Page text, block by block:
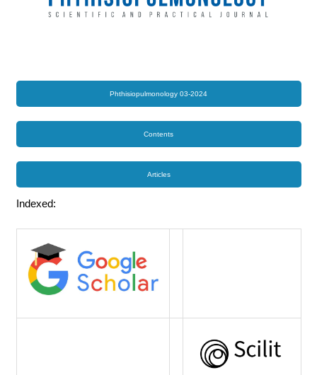
Phthisiopulmonology 03-2024
Contents
Articles
Indexed: